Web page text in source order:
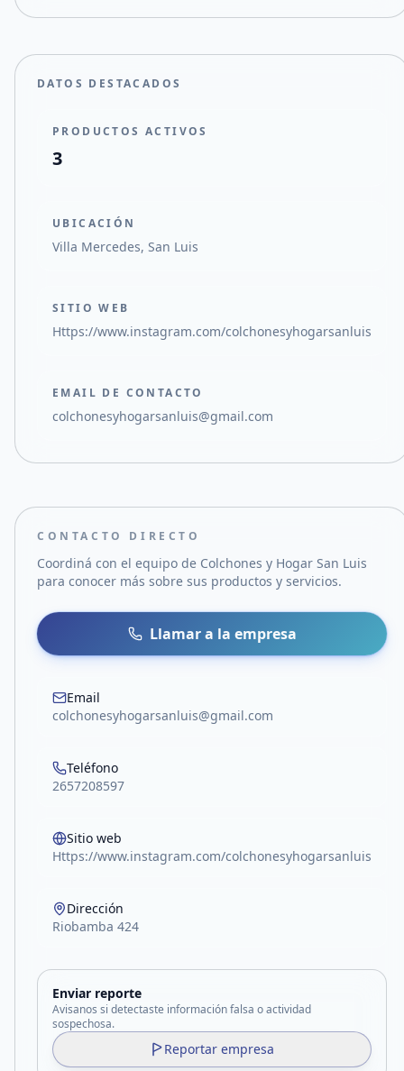
DATOS DESTACADOS
PRODUCTOS ACTIVOS
3
UBICACIÓN
Villa Mercedes, San Luis
SITIO WEB
Https://www.instagram.com/colchonesyhogarsanluis
EMAIL DE CONTACTO
colchonesyhogarsanluis@gmail.com
CONTACTO DIRECTO
Coordiná con el equipo de Colchones y Hogar San Luis
para conocer más sobre sus productos y servicios.
Llamar a la empresa
Email
colchonesyhogarsanluis@gmail.com
Teléfono
2657208597
Sitio web
Https://www.instagram.com/colchonesyhogarsanluis
Dirección
Riobamba 424
Enviar reporte
Avisanos si detectaste información falsa o actividad
sospechosa.
Reportar empresa